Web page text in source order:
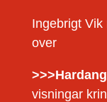
Ingebrigt Vik
over
visningar